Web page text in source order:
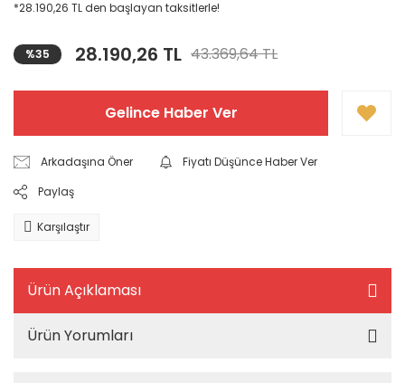
*28.190,26 TL den başlayan taksitlerle!
%35 28.190,26 TL 43.369,64 TL
Gelince Haber Ver
Arkadaşına Öner
Fiyatı Düşünce Haber Ver
Paylaş
Karşılaştır
Ürün Açıklaması
Ürün Yorumları